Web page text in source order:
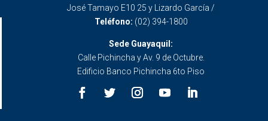
José Tamayo E10 25 y Lizardo García /
Teléfono: (02) 394-1800
Sede Guayaquil:
Calle Pichincha y Av. 9 de Octubre.
Edificio Banco Pichincha 6to Piso